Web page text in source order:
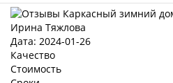
Ирина Тяжлова
Дата: 2024-01-26
Качество
Стоимость